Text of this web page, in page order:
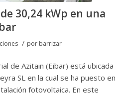
30,24 kWp en una
/ por barrizar
de Azitain (Eibar) está ubicada
SL en la cual se ha puesto en
fotovoltaica. En este